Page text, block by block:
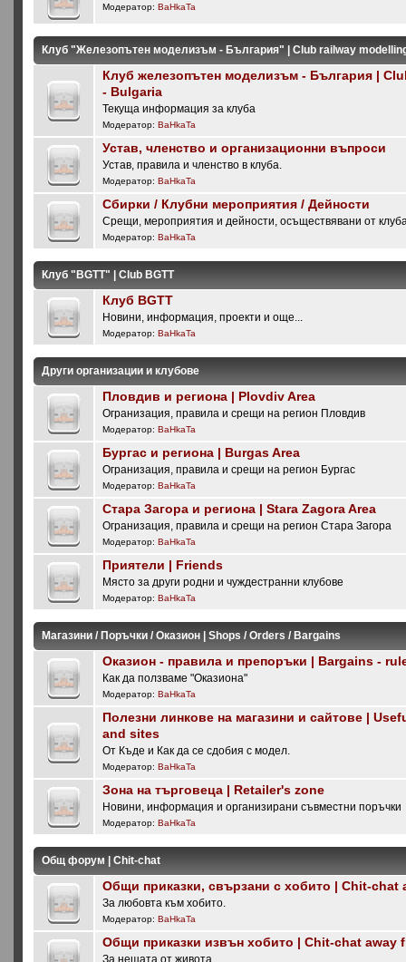
Модератор:BaHkaTa
Клуб "Железопътен моделизъм - България" | Club railway
Клуб железопътен моделизъм - България |
- Bulgaria
Текуща информация за клуба
Модератор:BaHkaTa
Устав, членство и организационни въпроси
Устав, правила и членство в клуба.
Модератор:BaHkaTa
Сбирки / Клубни мероприятия / Дейности
Срещи, мероприятия и дейности, осъществявани от
Модератор:BaHkaTa
Клуб "BGTT" | Club BGTT
Клуб BGTT
Новини, информация, проекти и още...
Модератор:BaHkaTa
Други организации и клубове
Пловдив и региона | Plovdiv Area
Огранизация, правила и срещи на регион Пловдив
Модератор:BaHkaTa
Бургас и региона | Burgas Area
Огранизация, правила и срещи на регион Бургас
Модератор:BaHkaTa
Стара Загора и региона | Stara Zagora Area
Огранизация, правила и срещи на регион Стара Загора
Модератор:BaHkaTa
Приятели | Friends
Място за други родни и чуждестранни клубове
Модератор:BaHkaTa
Магазини / Поръчки / Оказион | Shops / Orders / Bargains
Оказион - правила и препоръки | Bargains -
Как да ползваме "Оказиона"
Модератор:BaHkaTa
Полезни линкове на магазини и сайтове |
and sites
От Къде и Как да се сдобия с модел.
Модератор:BaHkaTa
Зона на търговеца | Retailer's zone
Новини, информация и организирани съвместни поръчки
Модератор:BaHkaTa
Общ форум | Chit-chat
Общи приказки, свързани с хобито | Chit-chat
За любовта към хобито.
Модератор:BaHkaTa
Общи приказки извън хобито | Chit-chat away
За нещата от живота.